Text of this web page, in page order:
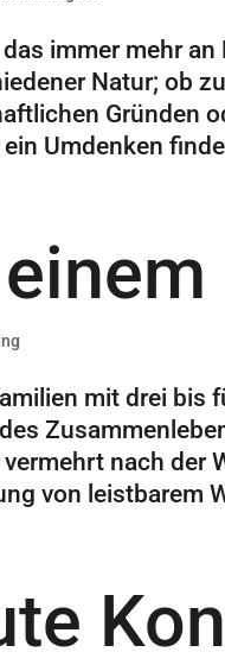
immer mehr
Natur; ob
Gründen
Umdenken
mit drei bis
nach der
von leistbarem